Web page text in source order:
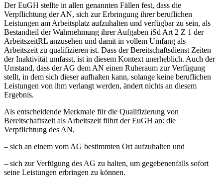
Der EuGH stellte in allen genannten Fällen fest, dass die
Verpflichtung der AN, sich zur Erbringung ihrer beruflichen
Leistungen am Arbeitsplatz aufzuhalten und verfügbar zu sein, als
Bestandteil der Wahrnehmung ihrer Aufgaben iSd Art 2 Z 1 der
ArbeitszeitRL anzusehen und damit in vollem Umfang als
Arbeitszeit zu qualifizieren ist. Dass der Bereitschaftsdienst Zeiten
der Inaktivität umfasst, ist in diesem Kontext unerheblich. Auch der
Umstand, dass der AG dem AN einen Ruheraum zur Verfügung
stellt, in dem sich dieser aufhalten kann, solange keine beruflichen
Leistungen von ihm verlangt werden, ändert nichts an diesem
Ergebnis.
Als entscheidende Merkmale für die Qualifizierung von
Bereitschaftszeit als Arbeitszeit führt der EuGH an: die
Verpflichtung des AN,
– sich an einem vom AG bestimmten Ort aufzuhalten und
– sich zur Verfügung des AG zu halten, um gegebenenfalls sofort
seine Leistungen erbringen zu können.